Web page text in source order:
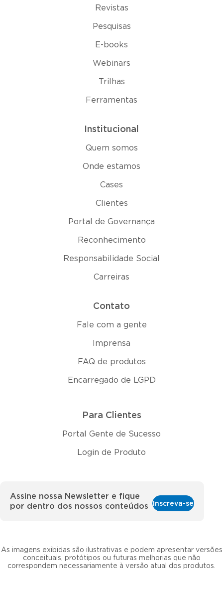
Revistas
Pesquisas
E-books
Webinars
Trilhas
Ferramentas
Institucional
Quem somos
Onde estamos
Cases
Clientes
Portal de Governança
Reconhecimento
Responsabilidade Social
Carreiras
Contato
Fale com a gente
Imprensa
FAQ de produtos
Encarregado de LGPD
Para Clientes
Portal Gente de Sucesso
Login de Produto
As imagens exibidas são ilustrativas e podem apresentar versões
conceituais, protótipos ou futuras melhorias que não
correspondem necessariamente à versão atual dos produtos.
Assine nossa Newsletter e fique
por dentro dos nossos conteúdos
Inscreva-se